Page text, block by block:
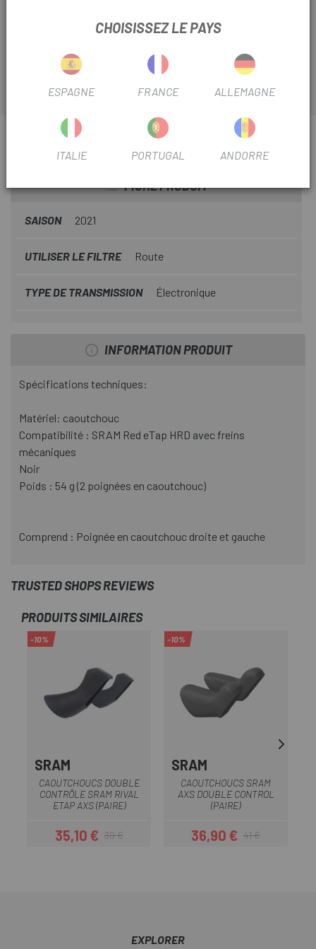
à double levier Sram Red eTap Hydro (paire)
spécifié pour les leviers de frein de changement de vitesse
INFORMATION SUR CAOUTCHOUC DE FLEXION
SRAM RED ETAP HYDRO (PAIRE)
FICHE PRODUIT
SAISON 2021
UTILISER LE FILTRE Route
TYPE DE TRANSMISSION Électronique
INFORMATION PRODUIT
Spécifications techniques:
Matériel: caoutchouc
Compatibilité : SRAM Red eTap HRD avec freins
mécaniques
Noir
Poids : 54 g (2 poignées en caoutchouc)
Comprend : Poignée en caoutchouc droite et gauche
TRUSTED SHOPS REVIEWS
PRODUITS SIMILAIRES
-10%
SRAM
CAOUTCHOUCS DOUBLE
CONTRÔLE SRAM RIVAL
ETAP AXS (PAIRE)
Prix
35,10 €Prix habituel
39 €
-10%
SRAM
CAOUTCHOUCS SRAM
AXS DOUBLE CONTROL
(PAIRE)
Prix
36,90 €Prix habituel
41 €
EXPLORER
CHOISISSEZ LE PAYS
ESPAGNE FRANCE ALLEMAGNE
ITALIE PORTUGAL ANDORRE